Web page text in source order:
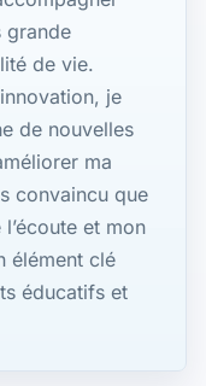
grande
de vie.
je
de nouvelles
ma
convaincu que
et mon
élément clé
éducatifs et